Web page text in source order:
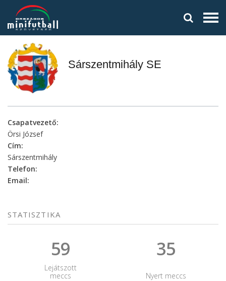
Sárszentmihály SE
Csapatvezető:
Örsi József
Cím:
Sárszentmihály
Telefon:
Email:
STATISZTIKA
59
Lejátszott
meccs
35
Nyert meccs